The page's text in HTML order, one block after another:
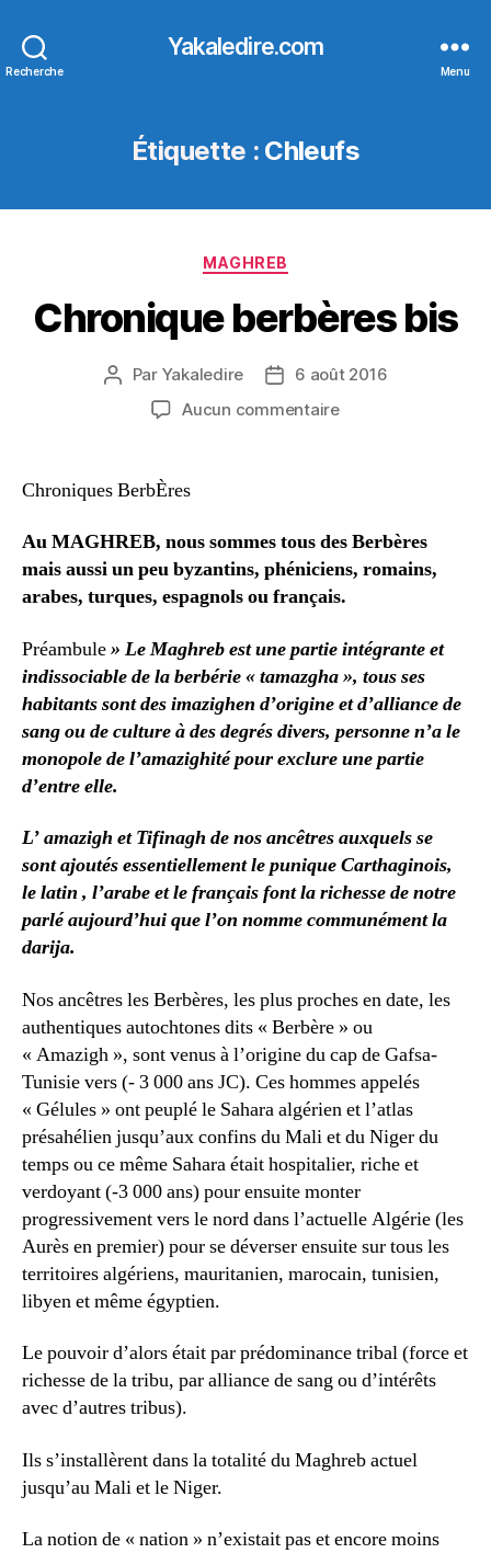
Recherche
Yakaledire.com
Menu
Étiquette : Chleufs
Catégories
MAGHREB
Chronique berbères bis
Auteur
l’article
Par Yakaledire
Date6 août 2016
Aucun commentairesur
Chroniques BerbÈres
Au MAGHREB, nous sommes tous des Berbères
mais aussi un peu byzantins, phéniciens, romains,
arabes, turques, espagnols ou français.
Préambule» Le Maghreb est une partie intégrante et
indissociable de la berbérie « tamazgha », tous ses
habitants sont des imazighen d’origine et d’alliance de
sang ou de culture à des degrés divers, personne n’a le
monopole de l’amazighité pour exclure une partie
d’entre elle.
L’ amazigh et Tifinagh de nos ancêtres auxquels se
sont ajoutés essentiellement le punique Carthaginois,
le latin , l’arabe et le français font la richesse de notre
parlé aujourd’hui que l’on nomme communément la
darija.
Nos ancêtres les Berbères, les plus proches en date, les
authentiques autochtones dits « Berbère » ou
« Amazigh », sont venus à l’origine du cap de Gafsa-
Tunisie vers (- 3 000 ans JC). Ces hommes appelés
« Gélules » ont peuplé le Sahara algérien et l’atlas
présahélien jusqu’aux confins du Mali et du Niger du
temps ou ce même Sahara était hospitalier, riche et
verdoyant (-3 000 ans) pour ensuite monter
progressivement vers le nord dans l’actuelle Algérie (les
Aurès en premier) pour se déverser ensuite sur tous les
territoires algériens, mauritanien, marocain, tunisien,
libyen et même égyptien.
Le pouvoir d’alors était par prédominance tribal (force et
richesse de la tribu, par alliance de sang ou d’intérêts
avec d’autres tribus).
Ils s’installèrent dans la totalité du Maghreb actuel
jusqu’au Mali et le Niger.
La notion de « nation » n’existait pas et encore moins